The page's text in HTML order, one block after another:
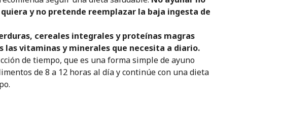
y no pretende reemplazar la baja ingesta de
cereales integrales y proteínas magras
las vitaminas y minerales que necesita a diario.
de tiempo, que es una forma simple de ayuno
de 8 a 12 horas al día y continúe con una dieta